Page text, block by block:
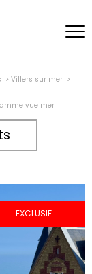
Villers sur mer
vue mer
EXCLUSIF